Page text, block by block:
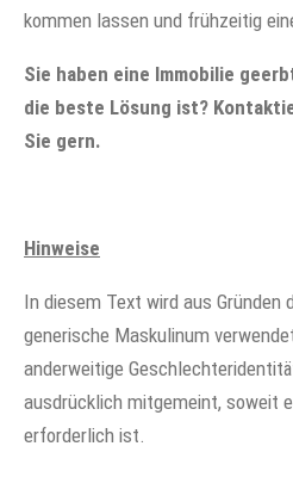
kommen lassen und frühzeitig
Sie haben eine Immobilie
die beste Lösung ist?
Sie gern.
Hinweise
In diesem Text wird aus Gründen
generische Maskulinum
anderweitige
ausdrücklich mitgemeint, soweit
erforderlich ist.